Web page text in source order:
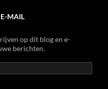
E-MAIL
op dit blog en e-
berichten.